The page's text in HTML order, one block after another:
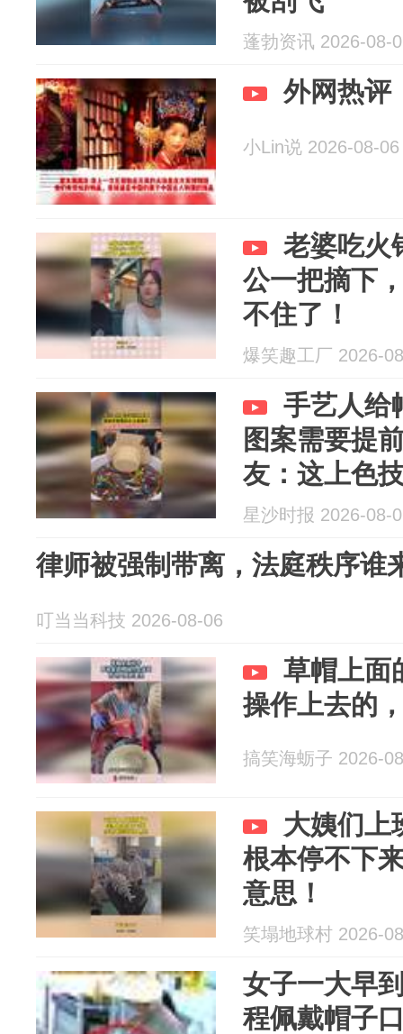
蓬勃资讯 2026-08-
外网热评
小Lin说 2026-08-06
老婆吃火
公一把摘下
不住了！
爆笑趣工厂 2026-
手艺人给
图案需要提
友：这上色
星沙时报 2026-08-
律师被强制带离，法庭秩序谁
叮当当科技 2026-08-06
草帽上面
操作上去的
搞笑海蛎子 2026-
大姨们上
根本停不下
意思！
笑塌地球村 2026-
女子一大早
程佩戴帽子